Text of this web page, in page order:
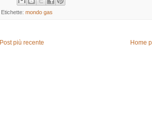
Etichette: mondo gas
Post più recente Home